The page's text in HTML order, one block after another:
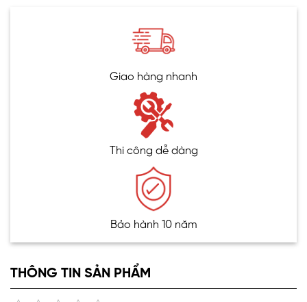
Giao hàng nhanh
Thi công dễ dàng
Bảo hành 10 năm
THÔNG TIN SẢN PHẨM